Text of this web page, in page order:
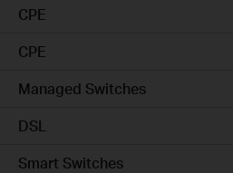
CPE
CPE
Managed Switches
DSL
Smart Switches